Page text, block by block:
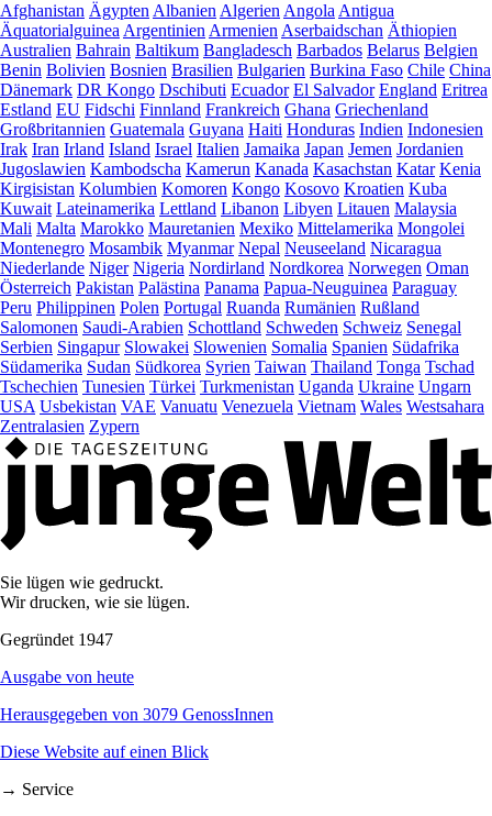
Afghanistan Ägypten Albanien Algerien Angola Antigua
Äquatorialguinea Argentinien Armenien Aserbaidschan Äthiopien
Australien Bahrain Baltikum Bangladesch Barbados Belarus Belgien
Benin Bolivien Bosnien Brasilien Bulgarien Burkina Faso Chile China
Dänemark DR Kongo Dschibuti Ecuador El Salvador England Eritrea
Estland EU Fidschi Finnland Frankreich Ghana Griechenland
Großbritannien Guatemala Guyana Haiti Honduras Indien Indonesien
Irak Iran Irland Island Israel Italien Jamaika Japan Jemen Jordanien
Jugoslawien Kambodscha Kamerun Kanada Kasachstan Katar Kenia
Kirgisistan Kolumbien Komoren Kongo Kosovo Kroatien Kuba
Kuwait Lateinamerika Lettland Libanon Libyen Litauen Malaysia
Mali Malta Marokko Mauretanien Mexiko Mittelamerika Mongolei
Montenegro Mosambik Myanmar Nepal Neuseeland Nicaragua
Niederlande Niger Nigeria Nordirland Nordkorea Norwegen Oman
Österreich Pakistan Palästina Panama Papua-Neuguinea Paraguay
Peru Philippinen Polen Portugal Ruanda Rumänien Rußland
Salomonen Saudi-Arabien Schottland Schweden Schweiz Senegal
Serbien Singapur Slowakei Slowenien Somalia Spanien Südafrika
Südamerika Sudan Südkorea Syrien Taiwan Thailand Tonga Tschad
Tschechien Tunesien Türkei Turkmenistan Uganda Ukraine Ungarn
USA Usbekistan VAE Vanuatu Venezuela Vietnam Wales Westsahara
Zentralasien Zypern
Sie lügen wie gedruckt.
Wir drucken, wie sie lügen.
Gegründet 1947
Ausgabe von heute
Herausgegeben von 3079 GenossInnen
Diese Website auf einen Blick
→ Service